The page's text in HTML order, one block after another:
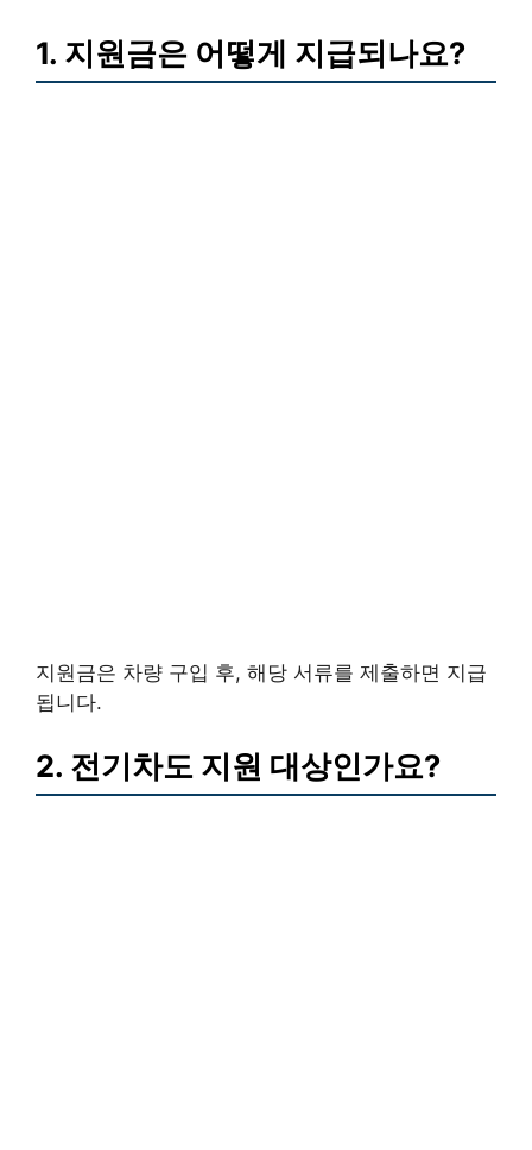
1. 지원금은 어떻게 지급되나요?
지원금은 차량 구입 후, 해당 서류를 제출하면 지급
됩니다.
2. 전기차도 지원 대상인가요?